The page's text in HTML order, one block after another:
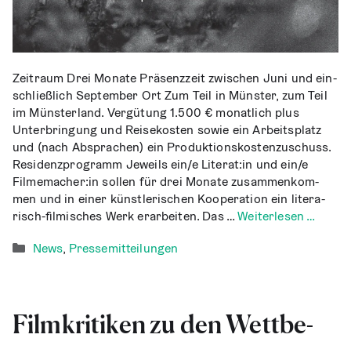
Zeit­raum Drei Mona­te Prä­senz­zeit zwi­schen Juni und ein­
schließ­lich Sep­tem­ber Ort Zum Teil in Müns­ter, zum Teil
im Müns­ter­land. Ver­gü­tung 1.500 € monat­lich plus
Unter­brin­gung und Rei­se­kos­ten sowie ein Arbeits­platz
und (nach Abspra­chen) ein Pro­duk­ti­ons­kos­ten­zu­schuss.
Residenz­programm Jeweils ein/e Literat:in und ein/e
Filmemacher:in sol­len für drei Mona­te zusam­men­kom­
men und in einer künst­le­ri­schen Koope­ra­ti­on ein lite­ra­
risch-fil­­mi­­sches Werk erar­bei­ten. Das …Wei­ter­le­sen …
Kategorien
News, Pressemitteilungen
Film­kri­ti­ken zu den Wett­be­